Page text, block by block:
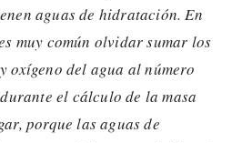
aguas de hidratación. En
muy común olvidar sumar los
oxígeno del agua al número
el cálculo de la masa
porque las aguas de